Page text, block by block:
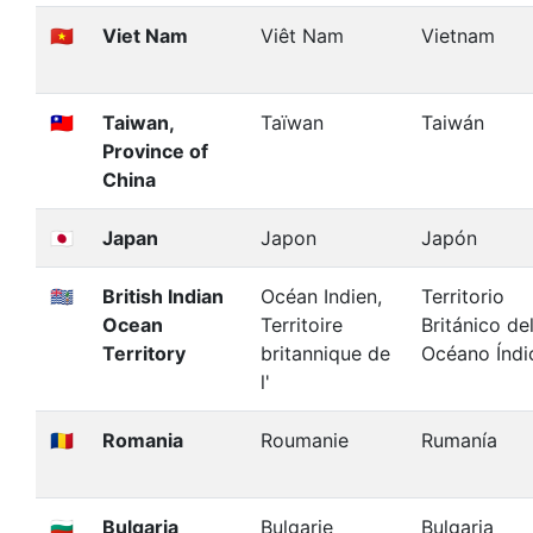
🇻🇳 Viet Nam Viêt Nam Vietnam
🇹🇼
Taiwan,
Province of
China
Taïwan Taiwán
🇯🇵 Japan Japon Japón
🇮🇴
British Indian
Ocean
Territory
Océan Indien,
Territoire
britannique de
l'
Territorio
Británico del
Océano
🇷🇴 Romania Roumanie Rumanía
🇧🇬 Bulgaria Bulgarie Bulgaria